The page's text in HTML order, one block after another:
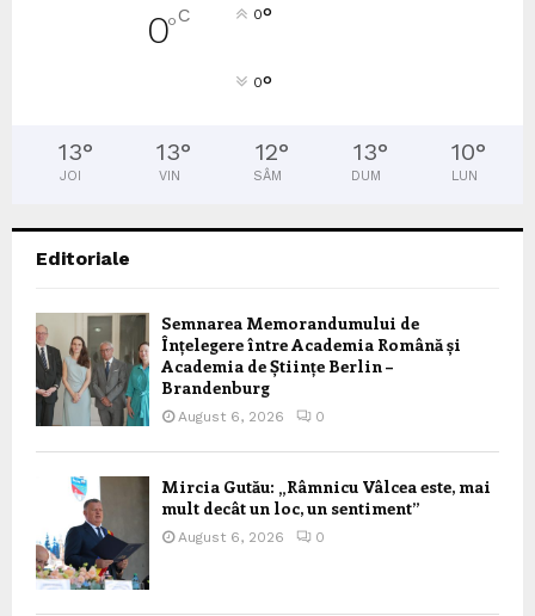
0°C 0°
0°
13°
JOI
13°
VIN
12°
SÂM
13°
DUM
10°
LUN
Editoriale
Semnarea Memorandumului de
Înțelegere între Academia Română și
Academia de Științe Berlin –
Brandenburg
August 6, 2026 0
Mircia Gutău: „Râmnicu Vâlcea este, mai
mult decât un loc, un sentiment”
August 6, 2026 0